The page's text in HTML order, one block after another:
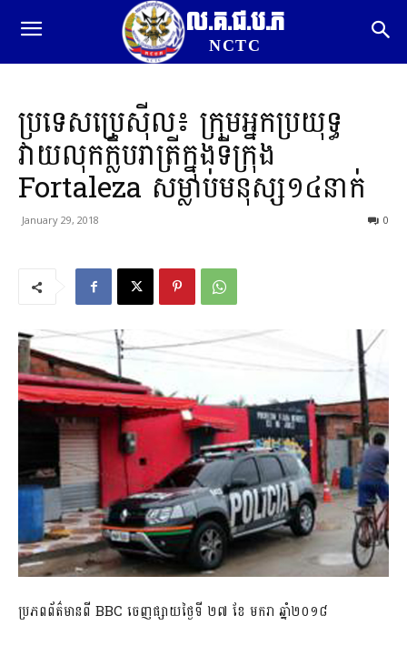
ល.គ.ជ.ប.ភ
NCTC
ប្រទេសប្រេស៊ីល៖ ក្រុមអ្នកប្រយុទ្ធ
វាយលុកក្លឹបរាត្រីក្នុងទីក្រុង
Fortaleza សម្លាប់មនុស្ស១៤នាក់
January 29, 2018 0
ប្រភពព័ត៌មានពី​ BBC ចេញផ្សាយថ្ងៃទី ២៧ ខែ មករា ឆ្នាំ២០១៨